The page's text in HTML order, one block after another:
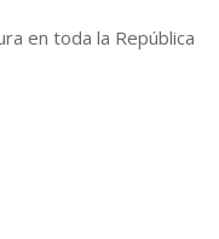
en toda la República